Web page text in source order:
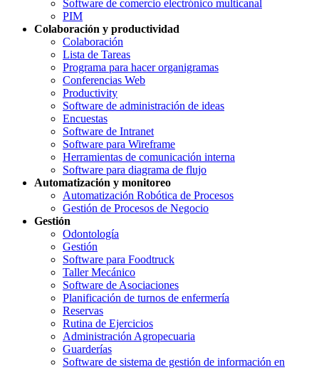
Software de comercio electrónico multicanal
PIM
Colaboración y productividad
Colaboración
Lista de Tareas
Programa para hacer organigramas
Conferencias Web
Productivity
Software de administración de ideas
Encuestas
Software de Intranet
Software para Wireframe
Herramientas de comunicación interna
Software para diagrama de flujo
Automatización y monitoreo
Automatización Robótica de Procesos
Gestión de Procesos de Negocio
Gestión
Odontología
Gestión
Software para Foodtruck
Taller Mecánico
Software de Asociaciones
Planificación de turnos de enfermería
Reservas
Rutina de Ejercicios
Administración Agropecuaria
Guarderías
Software de sistema de gestión de información en